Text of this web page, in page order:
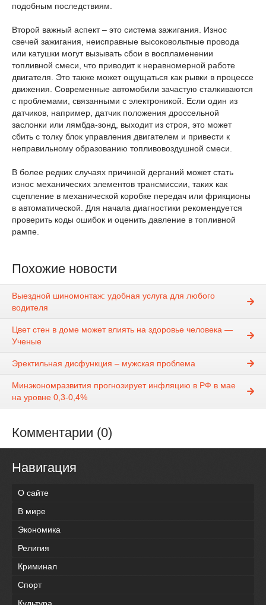
подобным последствиям.
Второй важный аспект – это система зажигания. Износ
свечей зажигания, неисправные высоковольтные провода
или катушки могут вызывать сбои в воспламенении
топливной смеси, что приводит к неравномерной работе
двигателя. Это также может ощущаться как рывки в процессе
движения. Современные автомобили зачастую сталкиваются
с проблемами, связанными с электроникой. Если один из
датчиков, например, датчик положения дроссельной
заслонки или лямбда-зонд, выходит из строя, это может
сбить с толку блок управления двигателем и привести к
неправильному образованию топливовоздушной смеси.
В более редких случаях причиной дерганий может стать
износ механических элементов трансмиссии, таких как
сцепление в механической коробке передач или фрикционы
в автоматической. Для начала диагностики рекомендуется
проверить коды ошибок и оценить давление в топливной
рампе.
Похожие новости
Выездной шиномонтаж: удобная услуга для любого
водителя
Цвет стен в доме может влиять на здоровье человека —
Ученые
Эректильная дисфункция – мужская проблема
Минэкономразвития прогнозирует инфляцию в РФ в мае
на уровне 0,3-0,4%
Комментарии (0)
Навигация
О сайте
В мире
Экономика
Религия
Криминал
Спорт
Культура